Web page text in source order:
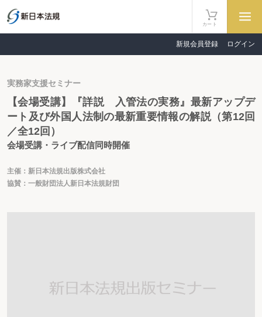
カート
新規会員登録 ログイン
実務家支援セミナー
【会場受講】『詳説 入管法の実務』最新アップデ
ート及び外国人法制の最新重要情報の解説（第12回
／全12回）
会場受講・ライブ配信同時開催
主催：新日本法規出版株式会社
協賛：一般財団法人新日本法規財団